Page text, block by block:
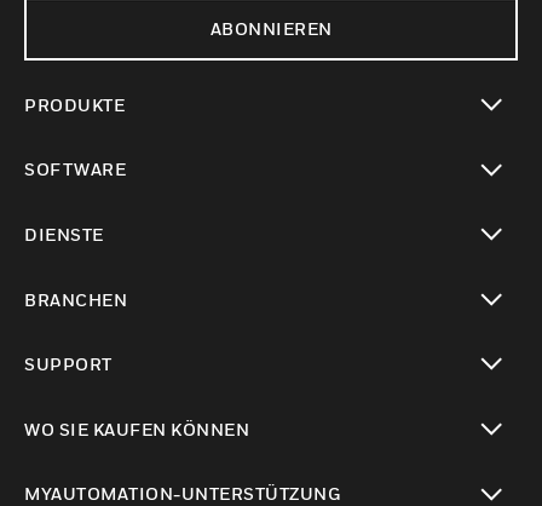
ABONNIEREN
PRODUKTE
SOFTWARE
DIENSTE
BRANCHEN
SUPPORT
WO SIE KAUFEN KÖNNEN
MYAUTOMATION-UNTERSTÜTZUNG